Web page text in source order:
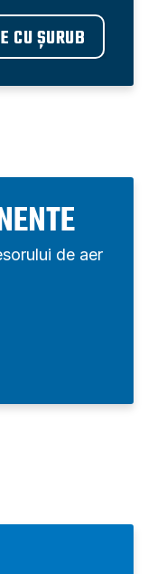
CU ȘURUB
de aer